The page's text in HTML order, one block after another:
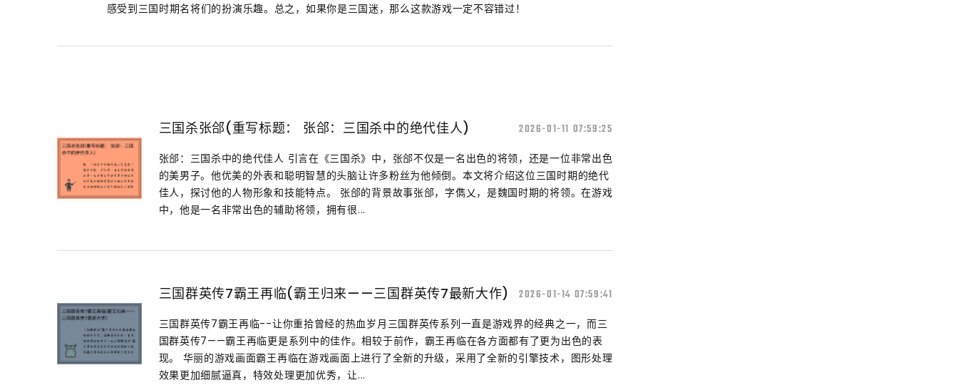
感受到三国时期名将们的扮演乐趣。总之，如果你是三国迷，那么这款游戏一定不容错过！
三国杀张郃(重写标题： 张郃：三国杀中的绝代佳人) 2026-01-11 07:59:25
张郃：三国杀中的绝代佳人 引言在《三国杀》中，张郃不仅是一名出色的将领，还是一位非常出色
的美男子。他优美的外表和聪明智慧的头脑让许多粉丝为他倾倒。本文将介绍这位三国时期的绝代
佳人，探讨他的人物形象和技能特点。 张郃的背景故事张郃，字儁乂，是魏国时期的将领。在游戏
中，他是一名非常出色的辅助将领，拥有很...
三国群英传7霸王再临(霸王归来——三国群英传7最新大作) 2026-01-14 07:59:41
三国群英传7霸王再临--让你重拾曾经的热血岁月三国群英传系列一直是游戏界的经典之一，而三
国群英传7——霸王再临更是系列中的佳作。相较于前作，霸王再临在各方面都有了更为出色的表
现。 华丽的游戏画面霸王再临在游戏画面上进行了全新的升级，采用了全新的引擎技术，图形处理
效果更加细腻逼真，特效处理更加优秀，让...